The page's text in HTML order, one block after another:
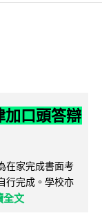
加口頭答辯
在家完成書面考
行完成。學校亦
全文